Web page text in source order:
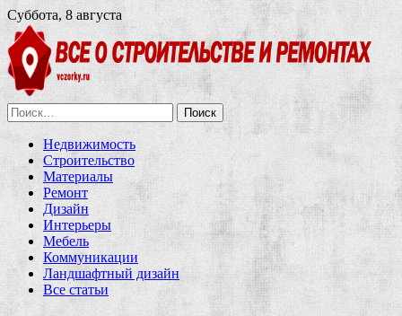
Суббота, 8 августа
Найти:
Недвижимость
Строительство
Материалы
Ремонт
Дизайн
Интерьеры
Мебель
Коммуникации
Ландшафтный дизайн
Все статьи